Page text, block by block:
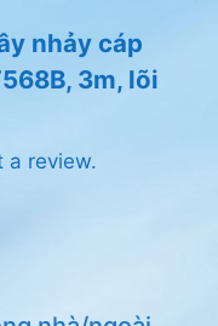
nhảy cáp
3m, lõi
a review.